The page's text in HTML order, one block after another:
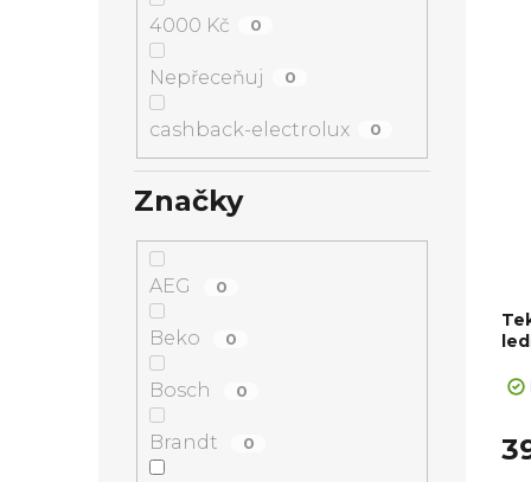
4000 Kč 0
Nepřeceňuj 0
cashback-electrolux 0
Značky
AEG 0
Beko 0
Bosch 0
Brandt 0